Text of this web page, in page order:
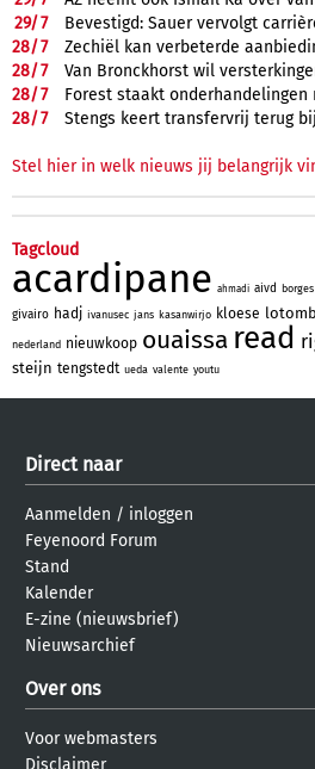
29/7
Bevestigd: Sauer vervolgt
28/7
Zechiël kan verbeterde
28/7
Van Bronckhorst wil
28/7
Forest staakt onderhandelingen
28/7 Stengs keert transfervrij terug
Stel hier in welk nieuws jij belangrijk
Tagcloud
acardipane ahmadi aivd borges
givairo hadj ivanusec jans kasanwirjo kloese
nederland nieuwkoop ouaissa read
steijn tengstedt ueda valente youtu
Direct naar
Aanmelden / inloggen
Feyenoord Forum
Stand
Kalender
E-zine (nieuwsbrief)
Nieuwsarchief
Over ons
Voor webmasters
Disclaimer